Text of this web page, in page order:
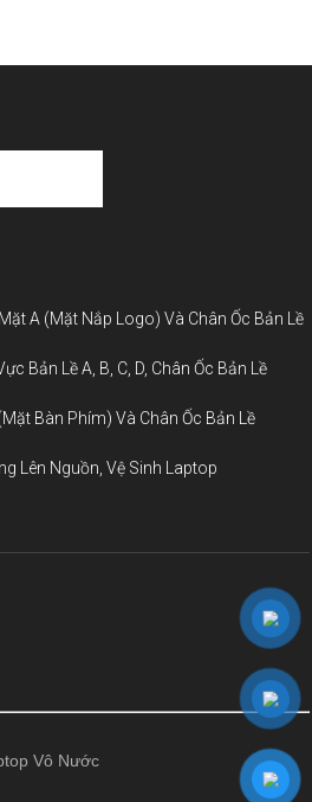
A (Mặt Nắp Logo) Và Chân Ốc Bản Lề
Bản Lề A, B, C, D, Chân Ốc Bản Lề
Bàn Phím) Và Chân Ốc Bản Lề
Lên Nguồn, Vệ Sinh Laptop
Vô Nước